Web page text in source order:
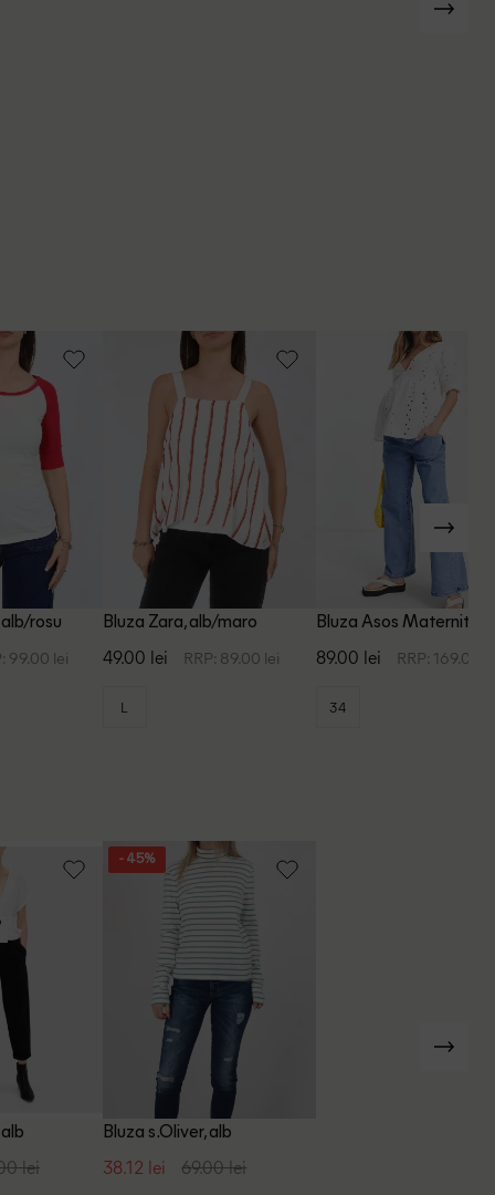
rosu
99.00 lei
Bluza Zara, alb/maro
49.00 lei RRP: 89.00 lei
L
Bluza Asos Maternity,
89.00 lei RRP: 169.00
34
lei
- 45%
Bluza s.Oliver, alb
38.12 lei 69.00 lei